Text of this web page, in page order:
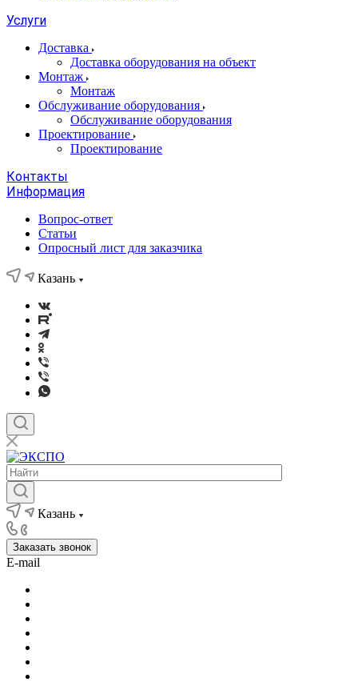
Услуги
Доставка
Доставка оборудования на объект
Монтаж
Монтаж
Обслуживание оборудования
Обслуживание оборудования
Проектирование
Проектирование
Контакты
Информация
Вопрос-ответ
Статьи
Опросный лист для заказчика
Казань
Казань
Заказать звонок
E-mail